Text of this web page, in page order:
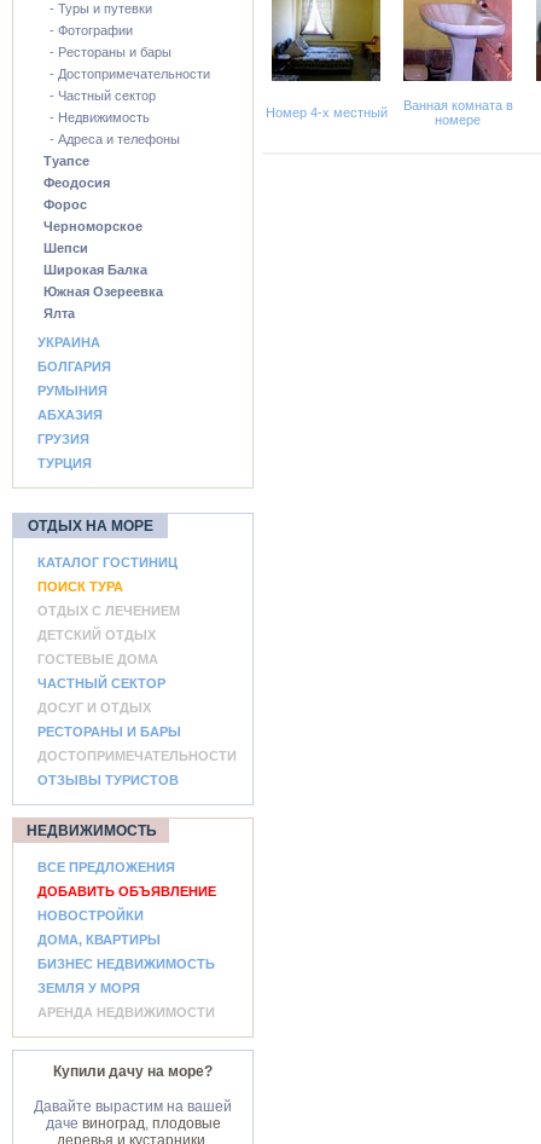
- Туры и путевки
- Фотографии
- Рестораны и бары
- Достопримечательности
- Частный сектор
- Недвижимость
- Адреса и телефоны
Туапсе
Феодосия
Форос
Черноморское
Шепси
Широкая Балка
Южная Озереевка
Ялта
УКРАИНА
БОЛГАРИЯ
РУМЫНИЯ
АБХАЗИЯ
ГРУЗИЯ
ТУРЦИЯ
ОТДЫХ НА МОРЕ
КАТАЛОГ ГОСТИНИЦ
ПОИСК ТУРА
ОТДЫХ С ЛЕЧЕНИЕМ
ДЕТСКИЙ ОТДЫХ
ГОСТЕВЫЕ ДОМА
ЧАСТНЫЙ СЕКТОР
ДОСУГ И ОТДЫХ
РЕСТОРАНЫ И БАРЫ
ДОСТОПРИМЕЧАТЕЛЬНОСТИ
ОТЗЫВЫ ТУРИСТОВ
НЕДВИЖИМОСТЬ
ВСЕ ПРЕДЛОЖЕНИЯ
ДОБАВИТЬ ОБЪЯВЛЕНИЕ
НОВОСТРОЙКИ
ДОМА, КВАРТИРЫ
БИЗНЕС НЕДВИЖИМОСТЬ
ЗЕМЛЯ У МОРЯ
АРЕНДА НЕДВИЖИМОСТИ
Купили дачу на море?
Давайте вырастим на вашей
даче виноград, плодовые
деревья и кустарники
Номер 4-х местный
Ванная комната в
номере